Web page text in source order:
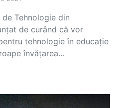
Tehnologie din
de curând că vor
tehnologie în educație
învățarea…